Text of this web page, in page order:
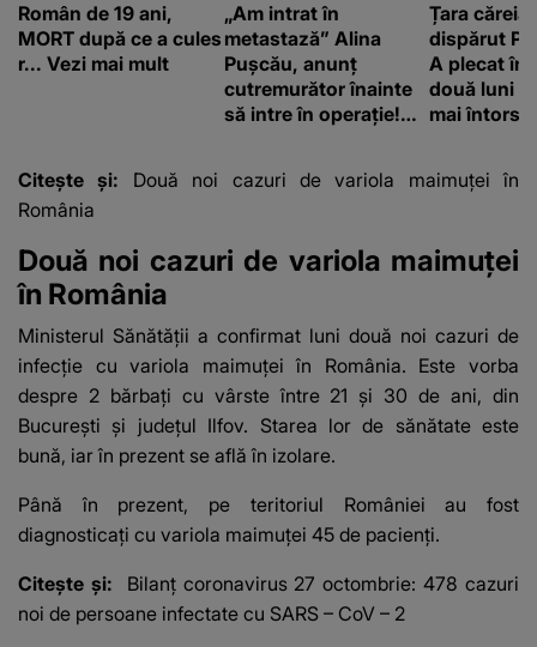
Român de 19 ani,
MORT după ce a cules
r... Vezi mai mult
„Am intrat în
metastază” Alina
Pușcău, anunț
cutremurător înainte
să intre în operație!
fanilor
Țara căreia
dispărut
A plecat în
două luni
mai întors
Citește și: Două noi cazuri de variola maimuţei în
România
Două noi cazuri de variola maimuţei
în România
Ministerul Sănătății a confirmat luni două noi cazuri de
infecție cu variola maimuței în România. Este vorba
despre 2 bărbaţi cu vârste între 21 şi 30 de ani, din
Bucureşti şi judeţul Ilfov. Starea lor de sănătate este
bună, iar în prezent se află în izolare.
Până în prezent, pe teritoriul României au fost
diagnosticaţi cu variola maimuţei 45 de pacienţi.
Citește și: Bilanț coronavirus 27 octombrie: 478 cazuri
noi de persoane infectate cu SARS – CoV – 2